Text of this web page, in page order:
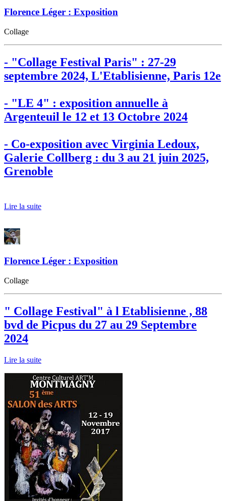
Florence Léger : Exposition
Collage
- "Collage Festival Paris" : 27-29
septembre 2024, L'Etablisienne, Paris 12e
- "LE 4" : exposition annuelle à
Argenteuil le 12 et 13 Octobre 2024
- Co-exposition avec Virginia Ledoux,
Galerie Collberg : du 3 au 21 juin 2025,
Grenoble
Lire la suite
Florence Léger : Exposition
Collage
" Collage Festival" à l Etablisienne , 88
bvd de Picpus du 27 au 29 Septembre
2024
Lire la suite